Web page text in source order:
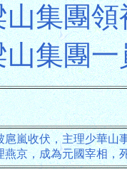
集團
集團
扈嵐收伏，主理少華山
燕京，成為元國宰相，